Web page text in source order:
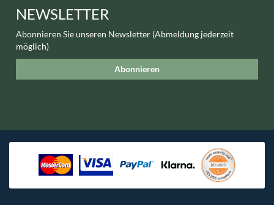
NEWSLETTER
Abonnieren Sie unseren Newsletter (Abmeldung jederzeit
möglich)
Abonnieren